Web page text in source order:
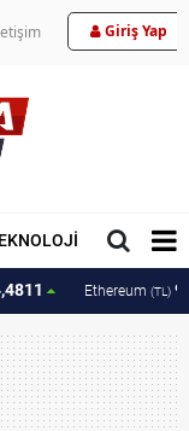
Giriş Yap
MAGAZİN
Ethereum (TL)